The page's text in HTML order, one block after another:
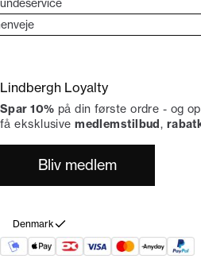
dit køb
Lindbergh Ambassadør
Lindbergh Loyalty
Spar 10% på din første ordre - og
få eksklusivemedlemstilbud,
Bliv medlem
Denmark